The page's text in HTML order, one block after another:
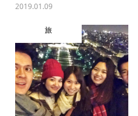
2019.01.09
旅